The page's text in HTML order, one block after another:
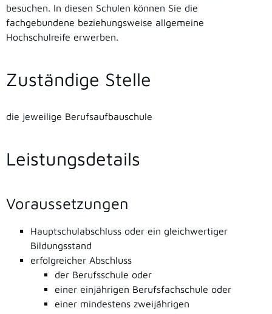
besuchen. In diesen Schulen können Sie die
fachgebundene beziehungsweise allgemeine
Hochschulreife erwerben.
Zuständige Stelle
die jeweilige Berufsaufbauschule
Leistungsdetails
Voraussetzungen
Hauptschulabschluss oder ein gleichwertiger
Bildungsstand
erfolgreicher Abschluss
der Berufsschule oder
einer einjährigen Berufsfachschule oder
einer mindestens zweijährigen